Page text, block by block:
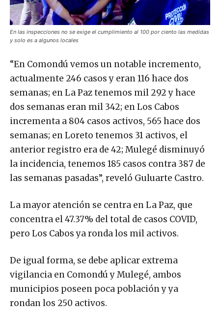
En las inspecciones no se exige el cumplimiento al 100 por ciento las medidas
y solo es a algunos locales
“En Comondú vemos un notable incremento,
actualmente 246 casos y eran 116 hace dos
semanas; en La Paz tenemos mil 292 y hace
dos semanas eran mil 342; en Los Cabos
incrementa a 804 casos activos, 565 hace dos
semanas; en Loreto tenemos 31 activos, el
anterior registro era de 42; Mulegé disminuyó
la incidencia, tenemos 185 casos contra 387 de
las semanas pasadas”, reveló Guluarte Castro.
La mayor atención se centra en La Paz, que
concentra el 47.37% del total de casos COVID,
pero Los Cabos ya ronda los mil activos.
De igual forma, se debe aplicar extrema
vigilancia en Comondú y Mulegé, ambos
municipios poseen poca población y ya
rondan los 250 activos.